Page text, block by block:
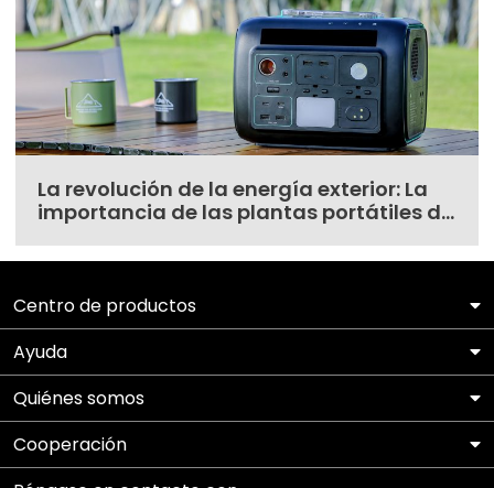
La revolución de la energía exterior: La
importancia de las plantas portátiles de
Centro de productos
Ayuda
Quiénes somos
Cooperación